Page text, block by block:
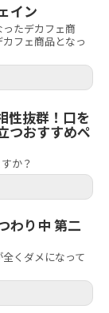
イン
たデカフェ商
フェ商品となっ
性抜群！口を
つおすすめペ
か？
わり中 第二
くダメになって